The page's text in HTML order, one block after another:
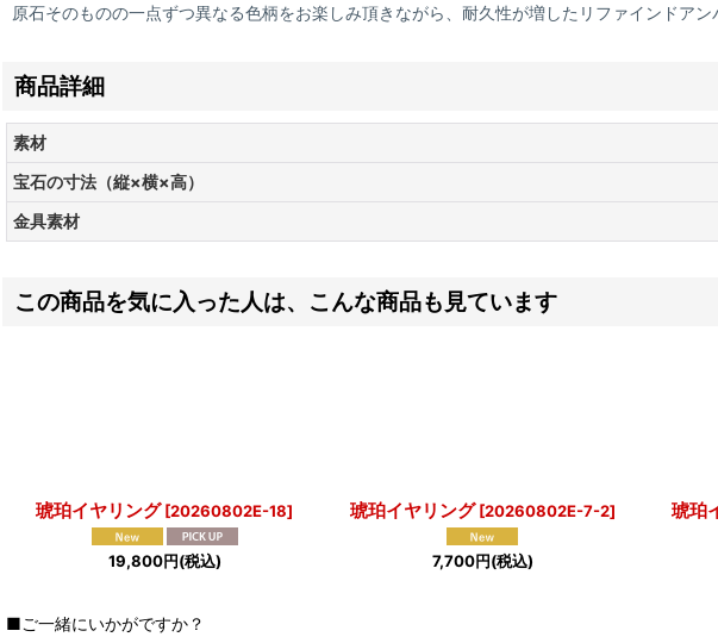
原石そのものの一点ずつ異なる色柄をお楽しみ頂きながら、耐久性が増したリファインドア
商品詳細
素材
宝石の寸法（縦×横×高）
金具素材
この商品を気に入った人は、こんな商品も見ています
琥珀イヤリング [20260802E-18]
19,800円(税込)
琥珀イヤリング [20260802E-7-2]
7,700円(税込)
琥珀
■ご一緒にいかがですか？